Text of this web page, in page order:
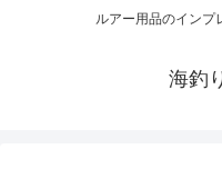
ルアー用品のインプ
海釣